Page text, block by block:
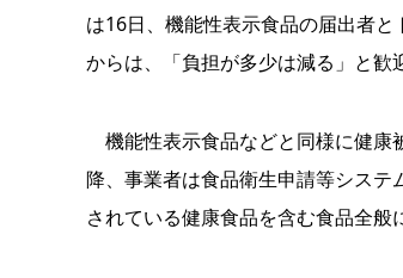
は16日、機能性表示食品の届出者
からは、「負担が多少は減る」と歓
機能性表示食品などと同様に健康
降、事業者は食品衛生申請等システ
されている健康食品を含む食品全般